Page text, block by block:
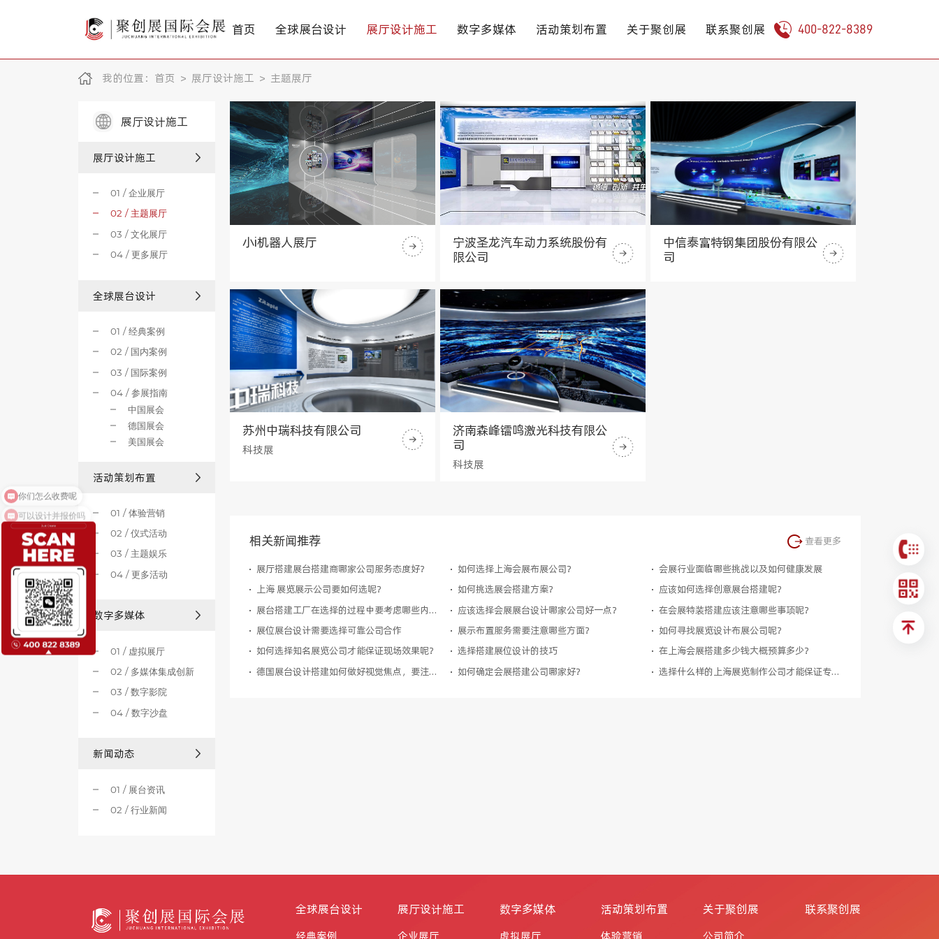
首页 全球展台设计 展厅设计施工 数字多媒体 活动策划布置 关于聚创展 联系聚创展 400-822-8389
我的位置： 首页 > 展厅设计施工 > 主题展厅
展厅设计施工
展厅设计施工
01 / 企业展厅
02 / 主题展厅
03 / 文化展厅
04 / 更多展厅
全球展台设计
01 / 经典案例
02 / 国内案例
03 / 国际案例
04 / 参展指南
中国展会
德国展会
美国展会
活动策划布置
01 / 体验营销
02 / 仪式活动
03 / 主题娱乐
04 / 更多活动
数字多媒体
01 / 虚拟展厅
02 / 多媒体集成创新
03 / 数字影院
04 / 数字沙盘
新闻动态
01 / 展台资讯
02 / 行业新闻
小i机器人展厅
宁波圣龙汽车动力系统股份有
限公司
中信泰富特钢集团股份有限公
司
苏州中瑞科技有限公司
科技展
济南森峰镭鸣激光科技有限公
司
科技展
相关新闻推荐 查看更多
展厅搭建展台搭建商哪家公司服务态度好？ 如何选择上海会展布展公司？
会展行业面临哪些挑战以及如何健康发展
上海 展览展示公司要如何选呢？
如何挑选展会搭建方案？
应该如何选择创意展台搭建呢？
展台搭建工厂在选择的过程中要考虑哪些内容？
应该选择会展展台设计哪家公司好一点？
在会展特装搭建应该注意哪些事项呢？
展位展台设计需要选择可靠公司合作
展示布置服务需要注意哪些方面？
如何寻找展览设计布展公司呢？
如何选择知名展览公司才能保证现场效果呢？
选择搭建展位设计的技巧
在上海会展搭建多少钱大概预算多少？
德国展台设计搭建如何做好视觉焦点，要注意什么
如何确定会展搭建公司哪家好？ 选择什么样的上海展览制作公司才能保证专业可靠呢？
全球展台设计
经典案例
展厅设计施工
企业展厅
数字多媒体
虚拟展厅
活动策划布置
体验营销
关于聚创展
公司简介
联系聚创展